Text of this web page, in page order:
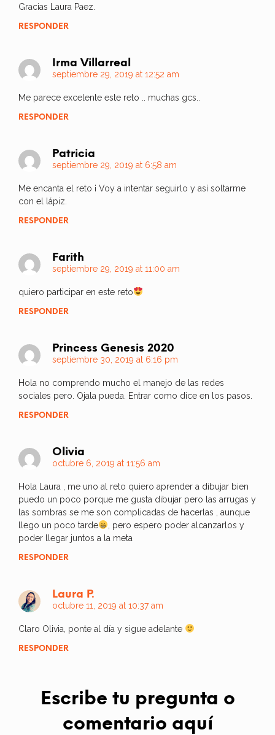
Gracias Laura Paez.
RESPONDER
Irma Villarreal
septiembre 29, 2019 at 12:52 am
Me parece excelente este reto .. muchas gcs..
RESPONDER
Patricia
septiembre 29, 2019 at 6:58 am
Me encanta el reto ¡ Voy a intentar seguirlo y así soltarme
con el lápiz.
RESPONDER
Farith
septiembre 29, 2019 at 11:00 am
quiero participar en este reto
RESPONDER
Princess Genesis 2020
septiembre 30, 2019 at 6:16 pm
Hola no comprendo mucho el manejo de las redes
sociales pero. Ojala pueda. Entrar como dice en los pasos.
RESPONDER
Olivia
octubre 6, 2019 at 11:56 am
Hola Laura , me uno al reto quiero aprender a dibujar bien
puedo un poco porque me gusta dibujar pero las arrugas y
las sombras se me son complicadas de hacerlas , aunque
llego un poco tarde
, pero espero poder alcanzarlos y
poder llegar juntos a la meta
RESPONDER
Laura P.
octubre 11, 2019 at 10:37 am
Claro Olivia, ponte al día y sigue adelante
RESPONDER
Escribe tu pregunta o
comentario aquí